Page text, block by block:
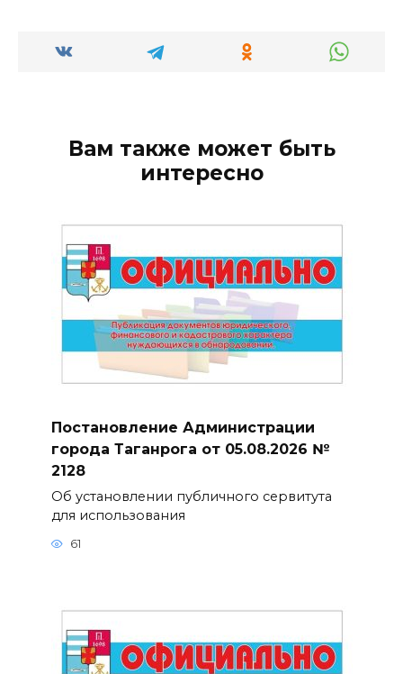
Вам также может быть
интересно
Постановление Администрации
города Таганрога от 05.08.2026 №
2128
Об установлении публичного сервитута
для использования
61